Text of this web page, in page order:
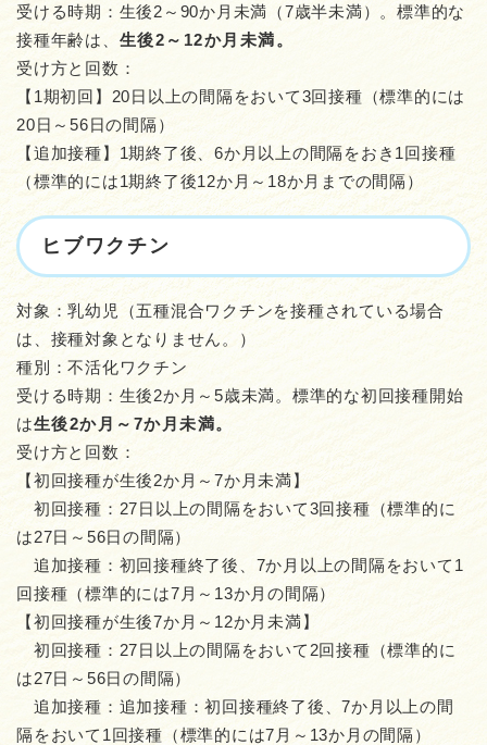
受ける時期：生後2～90か月未満（7歳半未満）。標準的な
接種年齢は、 生後2～12か月未満。
受け方と回数：
【1期初回】20日以上の間隔をおいて3回接種（標準的には
20日～56日の間隔）
【追加接種】1期終了後、6か月以上の間隔をおき1回接種
（標準的には1期終了後12か月～18か月までの間隔）
ヒブワクチン
対象：乳幼児（五種混合ワクチンを接種されている場合
は、接種対象となりません。）
種別：不活化ワクチン
受ける時期：生後2か月～5歳未満。標準的な初回接種開始
は生後2か月～7か月未満。
受け方と回数：
【初回接種が生後2か月～7か月未満】
初回接種：27日以上の間隔をおいて3回接種（標準的に
は27日～56日の間隔）
追加接種：初回接種終了後、7か月以上の間隔をおいて1
回接種（標準的には7月～13か月の間隔）
【初回接種が生後7か月～12か月未満】
初回接種：27日以上の間隔をおいて2回接種（標準的に
は27日～56日の間隔）
追加接種：追加接種：初回接種終了後、7か月以上の間
隔をおいて1回接種（標準的には7月～13か月の間隔）